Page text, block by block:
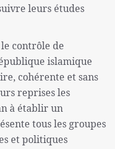
leurs études
contrôle de
islamique
cohérente et sans
reprises les
à établir un
tous les groupes
et politiques